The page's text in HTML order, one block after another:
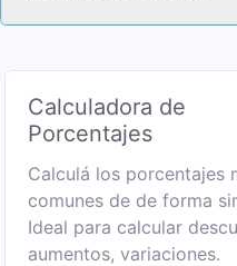
Calculadora de
Porcentajes
Calculá los porcentajes
comunes de de forma
Ideal para calcular
aumentos, variaciones.